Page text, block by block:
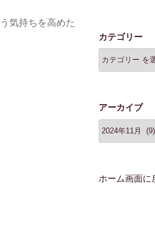
気持ちを高めた
カテゴリー
アーカイブ
ホーム画面に